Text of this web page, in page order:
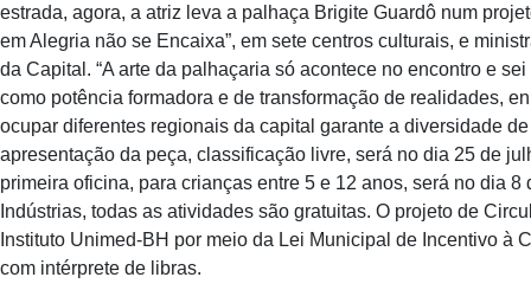
estrada, agora, a atriz leva a palhaça Brigite Guardô num
em Alegria não se Encaixa”, em sete centros culturais, e
da Capital. “A arte da palhaçaria só acontece no encontro e
como potência formadora e de transformação de realidades,
ocupar diferentes regionais da capital garante a diversidade
apresentação da peça, classificação livre, será no dia 25 de
primeira oficina, para crianças entre 5 e 12 anos, será no dia
Indústrias, todas as atividades são gratuitas. O projeto de
Instituto Unimed-BH por meio da Lei Municipal de Incentivo à
com intérprete de libras.